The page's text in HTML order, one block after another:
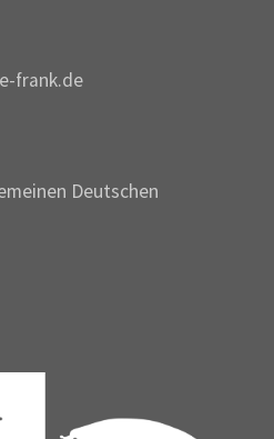
frank.de
Deutschen